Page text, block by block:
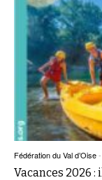
Fédération du Val d’Oise-
Vacances 2026